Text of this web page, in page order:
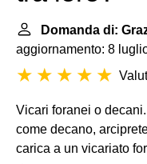
Domanda di:
aggiornamento: 8
Vicari foranei o
come decano,
carica a un vicariato